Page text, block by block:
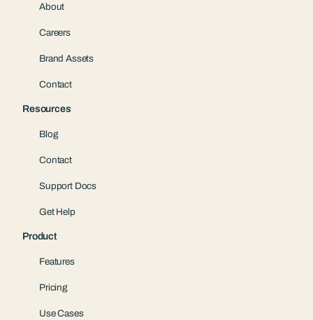
About
Careers
Brand Assets
Contact
Resources
Blog
Contact
Support Docs
Get Help
Product
Features
Pricing
Use Cases